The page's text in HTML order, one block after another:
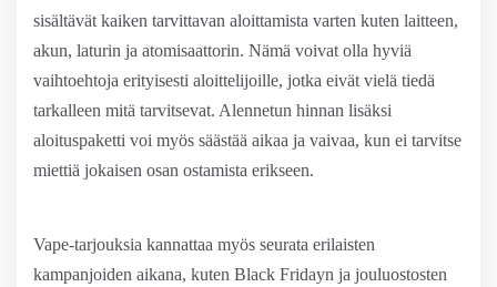
sisältävät kaiken tarvittavan aloittamista varten kuten laitteen,
akun, laturin ja atomisaattorin. Nämä voivat olla hyviä
vaihtoehtoja erityisesti aloittelijoille, jotka eivät vielä tiedä
tarkalleen mitä tarvitsevat. Alennetun hinnan lisäksi
aloituspaketti voi myös säästää aikaa ja vaivaa, kun ei tarvitse
miettiä jokaisen osan ostamista erikseen.
Vape-tarjouksia kannattaa myös seurata erilaisten
kampanjoiden aikana, kuten Black Fridayn ja jouluostosten